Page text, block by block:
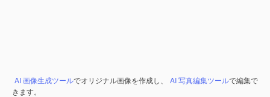
AI 画像生成ツールでオリジナル画像を作成し、 AI 写真編集ツールで編集で
きます。